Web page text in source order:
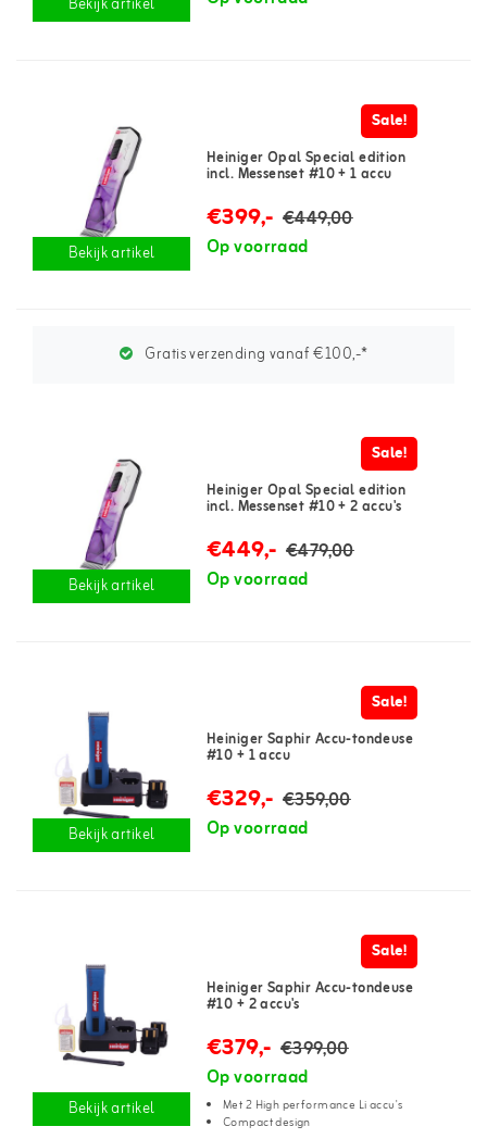
Bekijk artikel
Sale!
Heiniger Opal Special edition
incl. Messenset #10 + 1 accu
€399,- €449,00
Op voorraad
Gratis verzending vanaf €100,-*
Bekijk artikel
Sale!
Heiniger Opal Special edition
incl. Messenset #10 + 2 accu's
€449,- €479,00
Op voorraad
Bekijk artikel
Sale!
Heiniger Saphir Accu-tondeuse
#10 + 1 accu
€329,- €359,00
Op voorraad
Bekijk artikel
Sale!
Heiniger Saphir Accu-tondeuse
#10 + 2 accu's
€379,- €399,00
Op voorraad
Met 2 High performance Li accu's
Compact design